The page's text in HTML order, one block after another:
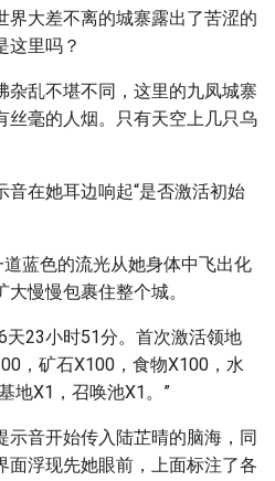
界大差不离的城寨露出了苦涩的
这里吗？
杂乱不堪不同，这里的九凤城寨
丝毫的人烟。只有天空上几只乌
音在她耳边响起“是否激活初始
道蓝色的流光从她身体中飞出化
慢慢包裹住整个城。
天23小时51分。首次激活领地
，矿石X100，食物X100，水
地X1，召唤池X1。”
示音开始传入陆芷晴的脑海，同
面浮现先她眼前，上面标注了各